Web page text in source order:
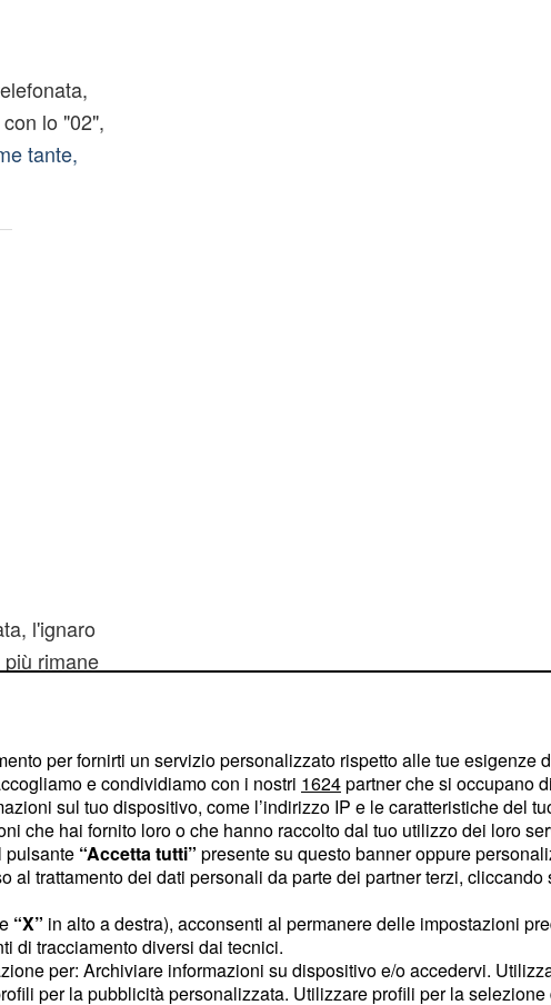
lo "02",
tante,
l'ignaro
rimane
in
non
si sono
del
telefonino.
per fornirti un servizio personalizzato rispetto alle tue esigenze
e condividiamo con i nostri 1624partner che si occupano
sul tuo dispositivo, come l’indirizzo IP e le caratteristiche del
che hai fornito loro o che hanno raccolto dal tuo utilizzo dei loro
pulsante “Accetta tutti” presente su questo banner oppure
al trattamento dei dati personali da parte dei partner terzi, cliccando
“X” in alto a destra), acconsenti al permanere delle impostazioni
di tracciamento diversi dai tecnici.
per: Archiviare informazioni su dispositivo e/o accedervi.
per la pubblicità personalizzata. Utilizzare profili per la